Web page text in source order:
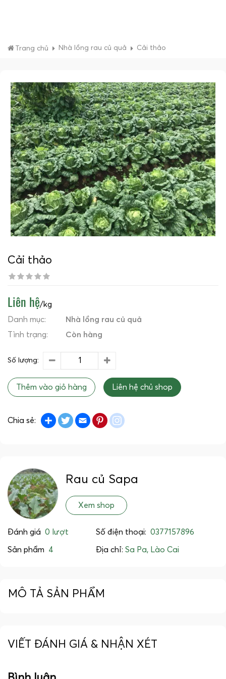
Trang chủ Nhà lồng rau củ quả Cải thảo
Cải thảo
Liên hệ/kg
Danh mục:
Nhà lồng rau củ quả
Tình trạng:
Còn hàng
Số lượng:
Thêm vào giỏ hàng Liên hệ chủ shop
Chia sẻ: Share TwitterEmail Pinterest
Rau củ Sapa
Xem shop
Đánh giá 0 lượt Số điện thoại: 0377157896
Sản phẩm 4 Địa chỉ: Sa Pa, Lào Cai
MÔ TẢ SẢN PHẨM
VIẾT ĐÁNH GIÁ & NHẬN XÉT